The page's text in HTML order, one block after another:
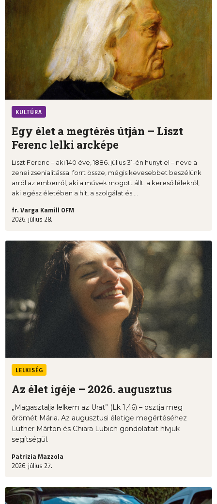
KULTÚRA
Egy élet a megtérés útján – Liszt
Ferenc lelki arcképe
Liszt Ferenc – aki 140 éve, 1886. július 31-én hunyt el – neve a
zenei zsenialitással forrt össze, mégis kevesebbet beszélünk
arról az emberről, aki a művek mögött állt: a kereső lélekről,
aki egész életében a hit, a szolgálat és ...
fr. Varga Kamill OFM
2026. július 28.
LELKISÉG
Az élet igéje – 2026. augusztus
„Magasztalja lelkem az Urat” (Lk 1,46) – osztja meg
örömét Mária. Az augusztusi életige megértéséhez
Luther Márton és Chiara Lubich gondolatait hívjuk
segítségül.
Patrizia Mazzola
2026. július 27.